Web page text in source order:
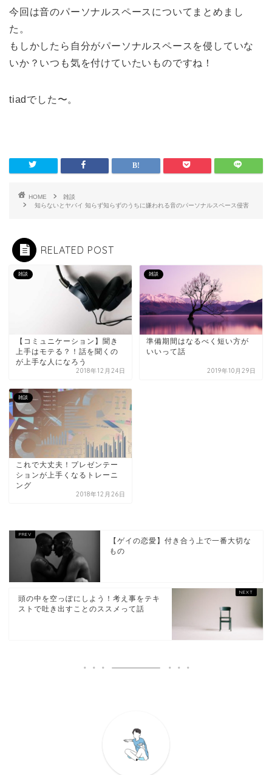
今回は音のパーソナルスペースについてまとめまし
た。
もしかしたら自分がパーソナルスペースを侵していな
いか？いつも気を付けていたいものですね！
tiadでした〜。
HOME
雑談
知らないとヤバイ 知らず知らずのうちに嫌われる音のパーソナルスペース侵害
RELATED POST
雑談
【コミュニケーション】聞き
上手はモテる？！話を聞くの
が上手な人になろう
2018年12月24日
雑談
準備期間はなるべく短い方が
いいって話
2019年10月29日
雑談
これで大丈夫！プレゼンテー
ションが上手くなるトレーニ
ング
2018年12月26日
【ゲイの恋愛】付き合う上で一番大切な
もの
頭の中を空っぽにしよう！考え事をテキ
ストで吐き出すことのススメって話